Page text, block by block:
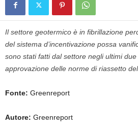
Il settore geotermico è in fibrillazione
del sistema d’incentivazione possa
sono stati fatti dal settore negli ultimi due
approvazione delle norme di riassetto
Fonte: Greenreport
Autore: Greenreport